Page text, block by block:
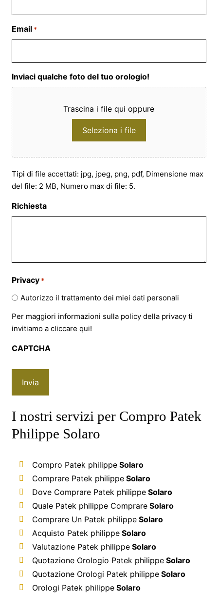
Email *
Inviaci qualche foto del tuo orologio!
Trascina i file qui oppure
Seleziona i file
Tipi di file accettati: jpg, jpeg, png, pdf, Dimensione max
del file: 2 MB, Numero max di file: 5.
Richiesta
Privacy *
Autorizzo il trattamento dei miei dati personali
Per maggiori informazioni sulla policy della privacy ti
invitiamo a cliccare qui!
CAPTCHA
I nostri servizi per Compro Patek
Philippe Solaro
Compro Patek philippe Solaro
Comprare Patek philippe Solaro
Dove Comprare Patek philippe Solaro
Quale Patek philippe Comprare Solaro
Comprare Un Patek philippe Solaro
Acquisto Patek philippe Solaro
Valutazione Patek philippe Solaro
Quotazione Orologio Patek philippe Solaro
Quotazione Orologi Patek philippe Solaro
Orologi Patek philippe Solaro